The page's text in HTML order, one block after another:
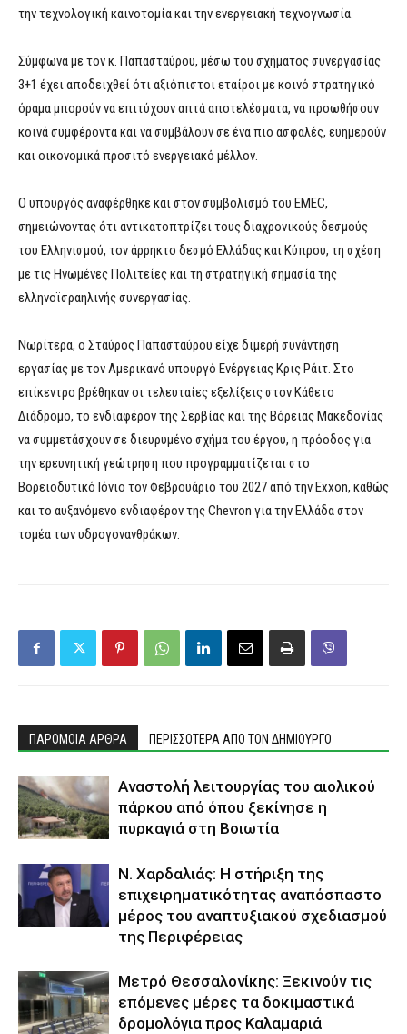
την τεχνολογική καινοτομία και την ενεργειακή τεχνογνωσία.
Σύμφωνα με τον κ. Παπασταύρου, μέσω του σχήματος συνεργασίας
3+1 έχει αποδειχθεί ότι αξιόπιστοι εταίροι με κοινό στρατηγικό
όραμα μπορούν να επιτύχουν απτά αποτελέσματα, να προωθήσουν
κοινά συμφέροντα και να συμβάλουν σε ένα πιο ασφαλές, ευημερούν
και οικονομικά προσιτό ενεργειακό μέλλον.
Ο υπουργός αναφέρθηκε και στον συμβολισμό του EMEC,
σημειώνοντας ότι αντικατοπτρίζει τους διαχρονικούς δεσμούς
του Ελληνισμού, τον άρρηκτο δεσμό Ελλάδας και Κύπρου, τη σχέση
με τις Ηνωμένες Πολιτείες και τη στρατηγική σημασία της
ελληνοϊσραηλινής συνεργασίας.
Νωρίτερα, ο Σταύρος Παπασταύρου είχε διμερή συνάντηση
εργασίας με τον Αμερικανό υπουργό Ενέργειας Κρις Ράιτ. Στο
επίκεντρο βρέθηκαν οι τελευταίες εξελίξεις στον Κάθετο
Διάδρομο, το ενδιαφέρον της Σερβίας και της Βόρειας Μακεδονίας
να συμμετάσχουν σε διευρυμένο σχήμα του έργου, η πρόοδος για
την ερευνητική γεώτρηση που προγραμματίζεται στο
Βορειοδυτικό Ιόνιο τον Φεβρουάριο του 2027 από την Exxon, καθώς
και το αυξανόμενο ενδιαφέρον της Chevron για την Ελλάδα στον
τομέα των υδρογονανθράκων.
ΠΑΡΟΜΟΙΑ ΑΡΘΡΑ ΠΕΡΙΣΣΟΤΕΡΑ ΑΠΟ ΤΟΝ ΔΗΜΙΟΥΡΓΟ
Αναστολή λειτουργίας του αιολικού
πάρκου από όπου ξεκίνησε η
πυρκαγιά στη Βοιωτία
Ν. Χαρδαλιάς: Η στήριξη της
επιχειρηματικότητας αναπόσπαστο
μέρος του αναπτυξιακού σχεδιασμού
της Περιφέρειας
Μετρό Θεσσαλονίκης: Ξεκινούν τις
επόμενες μέρες τα δοκιμαστικά
δρομολόγια προς Καλαμαριά